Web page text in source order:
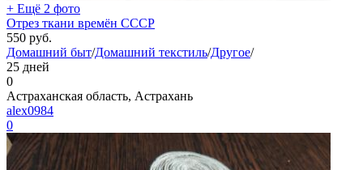
+ Ещё 2 фото
Отрез ткани времён СССР
550 руб.
Домашний быт/Домашний текстиль/Другое/
25 дней
0
Астраханская область, Астрахань
alex0984
0